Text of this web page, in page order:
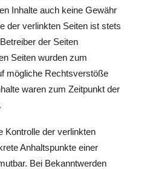
Inhalte auch keine Gewähr
der verlinkten Seiten ist stets
der Seiten
Seiten wurden zum
mögliche Rechtsverstöße
waren zum Zeitpunkt der
Kontrolle der verlinkten
Anhaltspunkte einer
Bei Bekanntwerden